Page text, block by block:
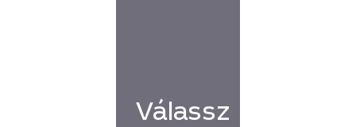
Válassz